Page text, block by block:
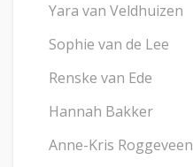
Yara van Veldhuizen
Sophie van de Lee
Renske van Ede
Hannah Bakker
Anne-Kris Roggeveen